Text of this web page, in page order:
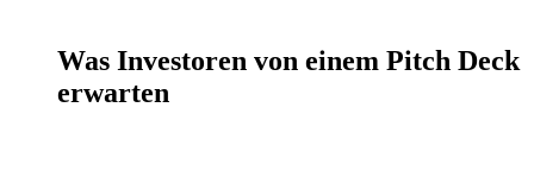
Was Investoren von einem Pitch Deck
erwarten